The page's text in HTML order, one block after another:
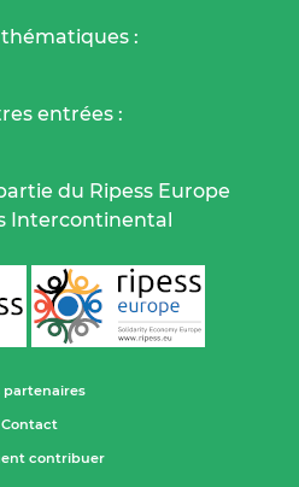
thématiques :
entrées :
du Ripess Europe
Intercontinental
partenaires
Contact
contribuer